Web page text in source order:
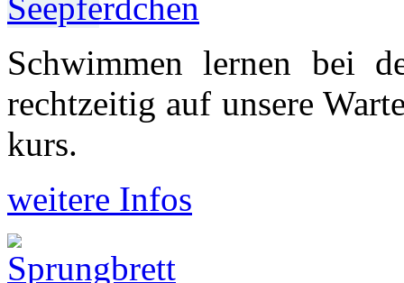
Schwimmen lernen bei
recht­zeitig auf unsere
kurs.
weitere Infos